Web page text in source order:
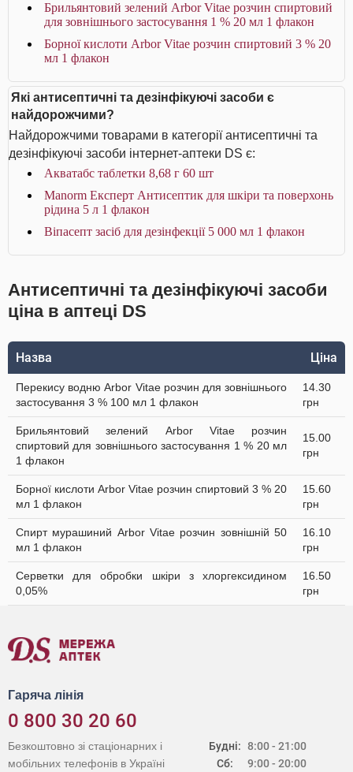
Брильянтовий зелений Arbor Vitae розчин спиртовий
для зовнішнього застосування 1 % 20 мл 1 флакон
Борної кислоти Arbor Vitae розчин спиртовий 3 % 20
мл 1 флакон
Які антисептичні та дезінфікуючі засоби є
найдорожчими?
Найдорожчими товарами в категорії антисептичні та
дезінфікуючі засоби інтернет-аптеки DS є:
Акватабс таблетки 8,68 г 60 шт
Manorm Експерт Антисептик для шкіри та поверхонь
рідина 5 л 1 флакон
Віпасепт засіб для дезінфекції 5 000 мл 1 флакон
Антисептичні та дезінфікуючі засоби
ціна в аптеці DS
Назва Ціна
Перекису водню Arbor Vitae розчин для зовнішнього
застосування 3 % 100 мл 1 флакон
14.30
грн
Брильянтовий зелений Arbor Vitae розчин
спиртовий для зовнішнього застосування 1 % 20 мл
1 флакон
15.00
грн
Борної кислоти Arbor Vitae розчин спиртовий 3 % 20
мл 1 флакон
15.60
грн
Спирт мурашиний Arbor Vitae розчин зовнішній 50
мл 1 флакон
16.10
грн
Серветки для обробки шкіри з хлоргексидином
0,05%
16.50
грн
Гаряча лінія
0 800 30 20 60
Будні:
Сб:
8:00 - 21:00
9:00 - 20:00
Безкоштовно зі стаціонарних і
мобільних телефонів в Україні